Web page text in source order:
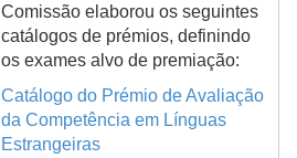
Comissão elaborou os seguintes
catálogos de prémios, definindo
os exames alvo de premiação:
Catálogo do Prémio de Avaliação
da Competência em Línguas
Estrangeiras